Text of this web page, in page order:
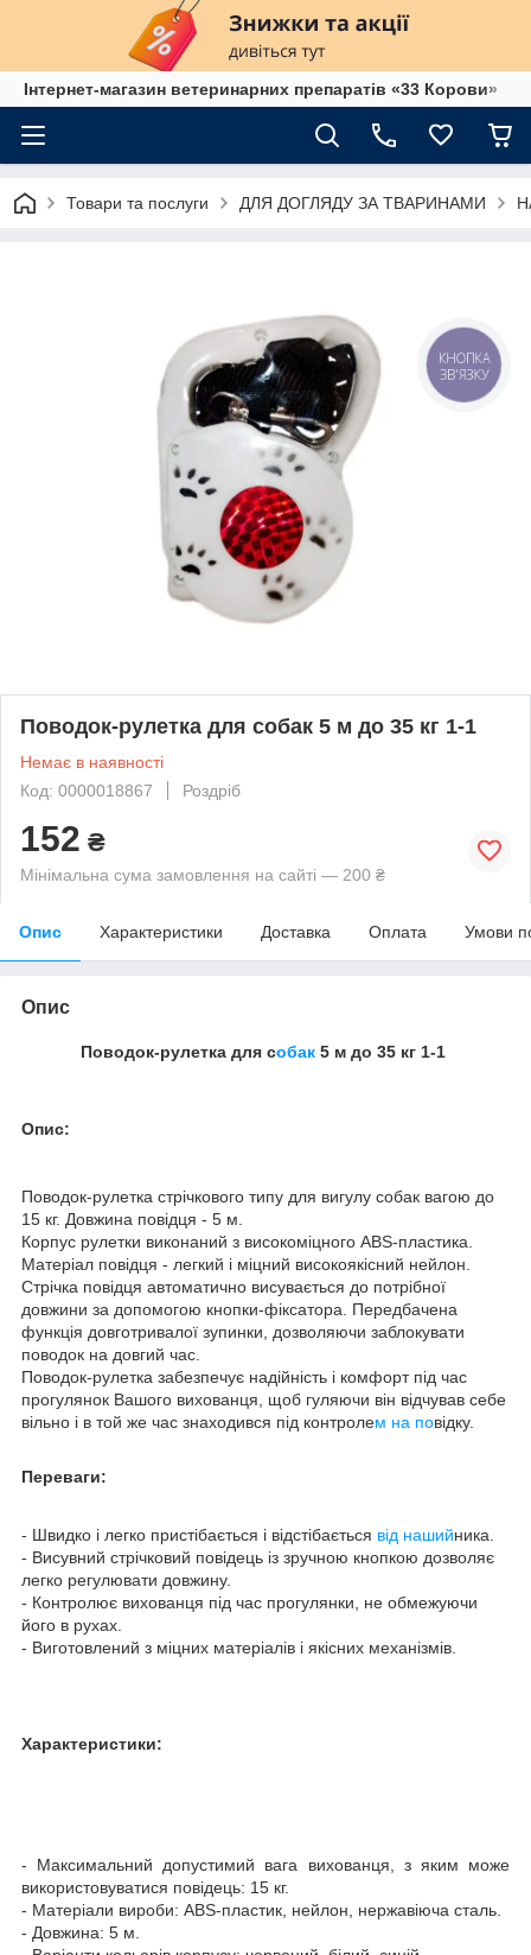
Інтернет-магазин ветеринарних препаратів «33 Корови»
Товари та послуги ДЛЯ ДОГЛЯДУ ЗА ТВАРИНАМИ
Поводок-рулетка для собак 5 м до 35 кг 1-1
Немає в наявності
Код: 0000018867
Роздріб
152 ₴
Мінімальна сума замовлення на сайті — 200 ₴
Опис Характеристики Доставка Оплата Умови
Опис
Поводок-рулетка для собак 5 м до 35 кг 1-1
Опис:
Поводок-рулетка стрічкового типу для вигулу собак вагою до
15 кг. Довжина повідця - 5 м.
Корпус рулетки виконаний з високоміцного ABS-пластика.
Матеріал повідця - легкий і міцний високоякісний нейлон.
Стрічка повідця автоматично висувається до потрібної
довжини за допомогою кнопки-фіксатора. Передбачена
функція довготривалої зупинки, дозволяючи заблокувати
поводок на довгий час.
Поводок-рулетка забезпечує надійність і комфорт під час
прогулянок Вашого вихованця, щоб гуляючи він відчував себе
вільно і в той же час знаходився під контролем на повідку.
Переваги:
- Швидко і легко пристібається і відстібається від нашийника.
- Висувний стрічковий повідець із зручною кнопкою дозволяє
легко регулювати довжину.
- Контролює вихованця під час прогулянки, не обмежуючи
його в рухах.
- Виготовлений з міцних матеріалів і якісних механізмів.
Характеристики:
- Максимальний допустимий вага вихованця, з яким може
використовуватися повідець: 15 кг.
- Матеріали вироби: ABS-пластик, нейлон, нержавіюча сталь.
- Довжина: 5 м.
КНОПКА
ЗВ'ЯЗКУ